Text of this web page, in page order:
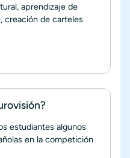
aprendizaje de
creación de carteles
estudiantes algunos
en la competición